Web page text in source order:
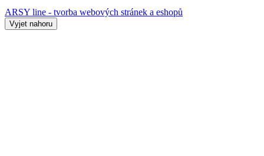
ARSY line - tvorba webových stránek a eshopů
Vyjet nahoru